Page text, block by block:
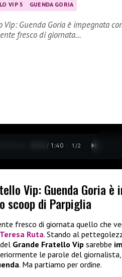
VIP 5 GUENDA GORIA
Vip: Guenda Goria è impegnata
fresco di giornata…
0:13 / 1:40 1 /2
Vip: Guenda Goria
scoop di Parpiglia
fresco di giornata quello che
Ruta. Stando al
Grande Fratello Vip sarebbe
le parole del
. Ma partiamo per ordine.